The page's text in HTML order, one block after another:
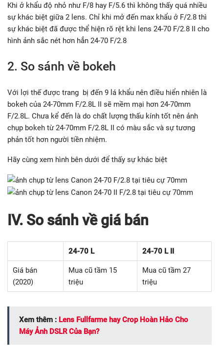
Khi ở khẩu độ nhỏ như F/8 hay F/5.6 thì không thấy quá nhiều
sự khác biệt giữa 2 lens. Chỉ khi mở đến max khẩu ở F/2.8 thì
sự khác biệt đã được thể hiện rõ rệt khi lens 24-70 F/2.8 II cho
hình ảnh sắc nét hơn hẳn 24-70 F/2.8
2. So sánh về bokeh
Với lợi thế được trang bị đến 9 lá khẩu nên điều hiển nhiên là
bokeh của 24-70mm F/2.8L II sẽ mềm mại hơn 24-70mm
F/2.8L. Chưa kể đến là do chất lượng thấu kính tốt nên ảnh
chụp bokeh từ 24-70mm F/2.8L II có màu sắc và sự tương
phản tốt hơn người tiền nhiệm.
Hãy cùng xem hình bên dưới để thấy sự khác biệt
IV. So sánh về giá bán
24-70 L 24-70 L
Giá bán
(2020)
Mua cũ tầm 15
triệu
Mua cũ tầm 27
triệu
Xem thêm : Lens Fullfarme hay Crop Hoàn Hảo Cho
Máy Ảnh DSLR Của Bạn?